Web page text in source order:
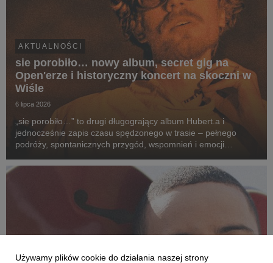
AKTUALNOŚCI
sie porobiło… nowy album, secret gig na
Open'erze i historyczny koncert na skoczni w
Wiśle
6 lipca 2026
„sie porobiło…” to drugi długogrający album Hubert.a i
jednocześnie zapis czasu spędzonego w trasie – pełnego
podróży, spontanicznych przygód, wspomnień i emocji
z kolorowych bloków na największe festiwale w kra...
Używamy plików cookie do działania naszej strony